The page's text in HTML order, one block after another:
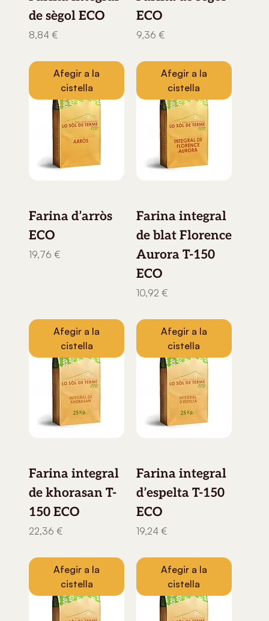
de sègol ECO
Preu
8,84 €
ECO
Preu
9,36 €
Afegir a la
cistella
Farina d’arròs
ECO
Preu
19,76 €
Afegir a la
cistella
Farina integral
de blat Florence
Aurora T-150
ECO
Preu
10,92 €
Afegir a la
cistella
Farina integral
de khorasan T-
150 ECO
Preu
22,36 €
Afegir a la
cistella
Farina integral
d’espelta T-150
ECO
Preu
19,24 €
Afegir a la
cistella
Afegir a la
cistella